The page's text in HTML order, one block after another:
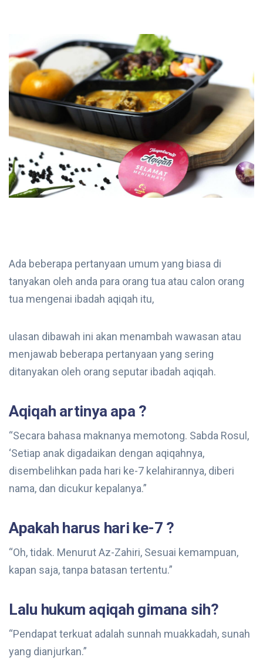
Ada beberapa pertanyaan umum yang biasa di
tanyakan oleh anda para orang tua atau calon orang
tua mengenai ibadah aqiqah itu,
ulasan dibawah ini akan menambah wawasan atau
menjawab beberapa pertanyaan yang sering
ditanyakan oleh orang seputar ibadah aqiqah.
Aqiqah artinya apa ?
“Secara bahasa maknanya memotong. Sabda Rosul,
‘Setiap anak digadaikan dengan aqiqahnya,
disembelihkan pada hari ke-7 kelahirannya, diberi
nama, dan dicukur kepalanya.”
Apakah harus hari ke-7 ?
“Oh, tidak. Menurut Az-Zahiri, Sesuai kemampuan,
kapan saja, tanpa batasan tertentu.”
Lalu hukum aqiqah gimana sih?
“Pendapat terkuat adalah sunnah muakkadah, sunah
yang dianjurkan.”